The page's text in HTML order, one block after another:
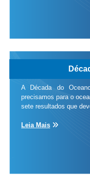
A Década do
precisamos para o
sete resultados que
Leia Mais